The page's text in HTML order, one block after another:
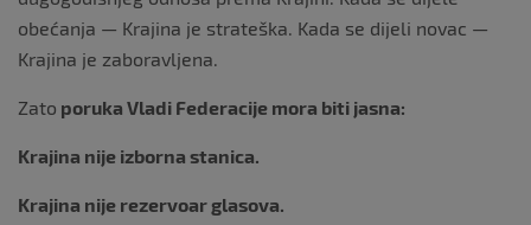
obećanja — Krajina je strateška. Kada se dijeli novac —
Krajina je zaboravljena.
Zato poruka Vladi Federacije mora biti jasna:
Krajina nije izborna stanica.
Krajina nije rezervoar glasova.